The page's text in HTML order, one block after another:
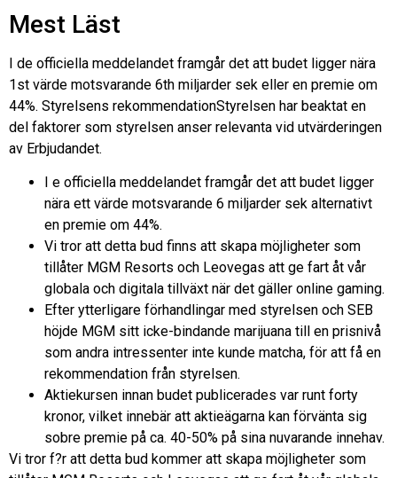
Mest Läst
I de officiella meddelandet framgår det att budet ligger nära
1st värde motsvarande 6th miljarder sek eller en premie om
44%. Styrelsens rekommendationStyrelsen har beaktat en
del faktorer som styrelsen anser relevanta vid utvärderingen
av Erbjudandet.
I e officiella meddelandet framgår det att budet ligger
nära ett värde motsvarande 6 miljarder sek alternativt
en premie om 44%.
Vi tror att detta bud finns att skapa möjligheter som
tillåter MGM Resorts och Leovegas att ge fart åt vår
globala och digitala tillväxt när det gäller online gaming.
Efter ytterligare förhandlingar med styrelsen och SEB
höjde MGM sitt icke-bindande marijuana till en prisnivå
som andra intressenter inte kunde matcha, för att få en
rekommendation från styrelsen.
Aktiekursen innan budet publicerades var runt forty
kronor, vilket innebär att aktieägarna kan förvänta sig
sobre premie på ca. 40-50% på sina nuvarande innehav.
Vi tror f?r att detta bud kommer att skapa möjligheter som